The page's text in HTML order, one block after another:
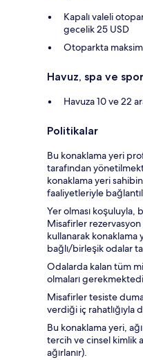
Kapalı valeli
gecelik 25 USD
Otoparkta
Havuz, spa ve
Havuza 10 ve 22
Politikalar
Bu konaklama yeri
tarafından
konaklama yeri
faaliyetleriyle
Yer olması koşuluyla,
Misafirler
kullanarak
bağlı/birleşik odalar
Odalarda kalan tüm
olmaları
Misafirler tesiste
verdiği iç rahatlığıyla
Bu konaklama yeri,
tercih ve cinsel kimlik
ağırlanır).